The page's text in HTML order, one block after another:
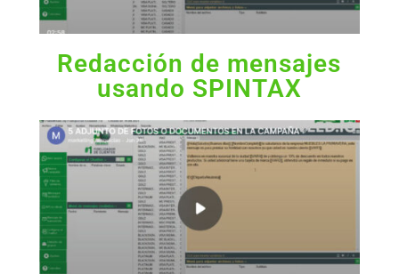
Redacción de mensajes
usando SPINTAX